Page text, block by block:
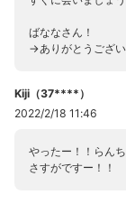
ばななさん！
→ありがとうござ
Kiji（37****）
2022/2/18 11:46
やったー！！らん
さすがですー！！